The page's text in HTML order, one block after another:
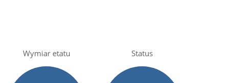
Wymiar etatu Status